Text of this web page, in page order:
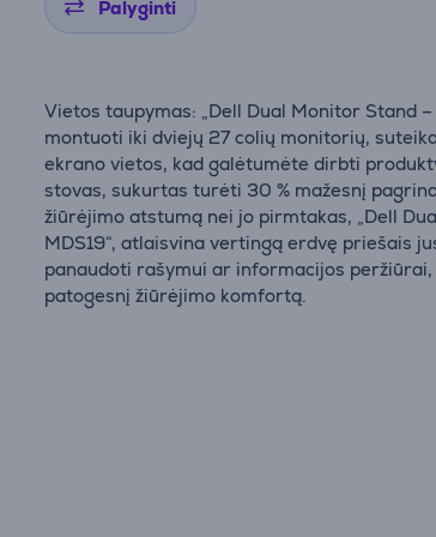
Palyginti
Vietos taupymas: „Dell Dual Monitor Stand –
montuoti iki dviejų 27 colių monitorių,
ekrano vietos, kad galėtumėte dirbti
stovas, sukurtas turėti 30 % mažesnį
žiūrėjimo atstumą nei jo pirmtakas, „Dell
MDS19“, atlaisvina vertingą erdvę priešais
panaudoti rašymui ar informacijos
patogesnį žiūrėjimo komfortą.